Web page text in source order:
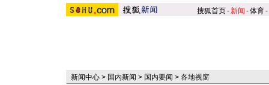
搜狐首页-新闻 -体育-
新闻中心 > 国内新闻 > 国内要闻 > 各地视窗